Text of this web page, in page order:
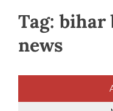
Tag:bihar
news